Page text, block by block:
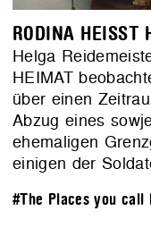
RODINA HEISST
Helga
HEIMAT
über einen
Abzug eines
ehemaligen
einigen der
#The Places you call